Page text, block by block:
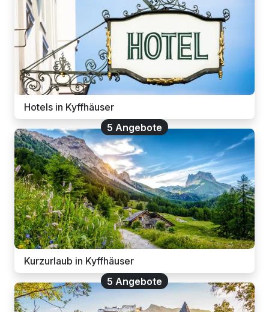
Hotels in Kyffhäuser
5 Angebote
Kurzurlaub in Kyffhäuser
5 Angebote